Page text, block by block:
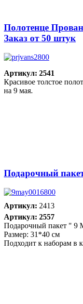
Полотенце
Заказ от 50 штук
Артикул: 2541
Красивое толстое
на 9 мая.
Подарочный
Артикул: 2413
Артикул: 2557
Подарочный пакет " 9
Размер: 31*40 см
Подходит к наборам в